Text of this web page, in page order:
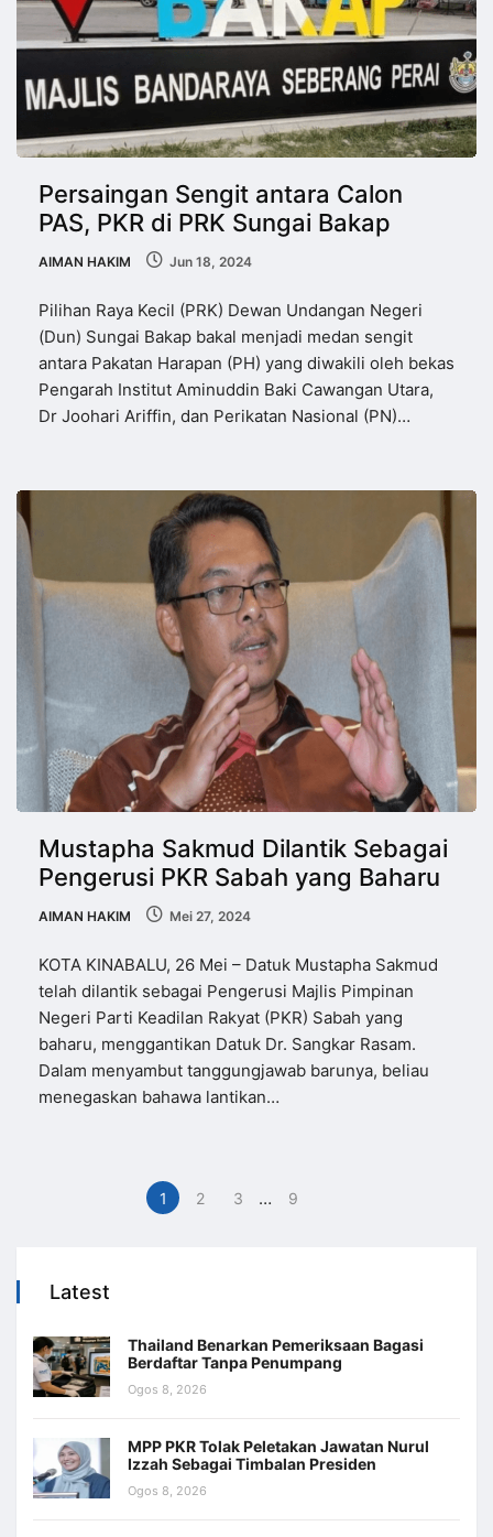
Persaingan Sengit antara Calon
PAS, PKR di PRK Sungai Bakap
AIMAN HAKIM Jun 18, 2024
Pilihan Raya Kecil (PRK) Dewan Undangan Negeri
(Dun) Sungai Bakap bakal menjadi medan sengit
antara Pakatan Harapan (PH) yang diwakili oleh bekas
Pengarah Institut Aminuddin Baki Cawangan Utara,
Dr Joohari Ariffin, dan Perikatan Nasional (PN)…
Mustapha Sakmud Dilantik Sebagai
Pengerusi PKR Sabah yang Baharu
AIMAN HAKIM Mei 27, 2024
KOTA KINABALU, 26 Mei – Datuk Mustapha Sakmud
telah dilantik sebagai Pengerusi Majlis Pimpinan
Negeri Parti Keadilan Rakyat (PKR) Sabah yang
baharu, menggantikan Datuk Dr. Sangkar Rasam.
Dalam menyambut tanggungjawab barunya, beliau
menegaskan bahawa lantikan…
1 2 3 … 9
Latest
Thailand Benarkan Pemeriksaan Bagasi
Berdaftar Tanpa Penumpang
Ogos 8, 2026
MPP PKR Tolak Peletakan Jawatan Nurul
Izzah Sebagai Timbalan Presiden
Ogos 8, 2026